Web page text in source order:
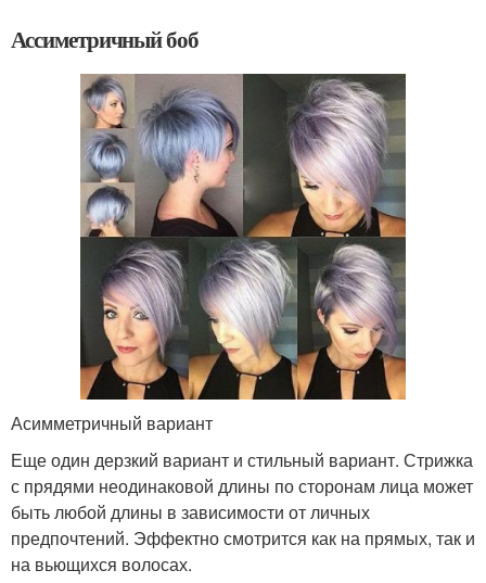
Ассиметричный боб
Асимметричный вариант
Еще один дерзкий вариант и стильный вариант. Стрижка
с прядями неодинаковой длины по сторонам лица может
быть любой длины в зависимости от личных
предпочтений. Эффектно смотрится как на прямых, так и
на вьющихся волосах.